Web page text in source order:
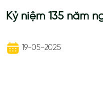
Kỷ niệm 135 năm
19-05-2025